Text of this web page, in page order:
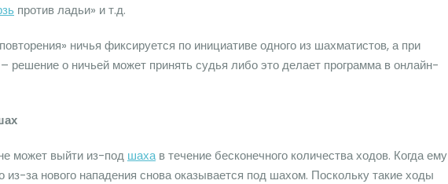
против ладьи» и т.д.
ничья фиксируется по инициативе одного из шахматистов, а при
решение о ничьей может принять судья либо это делает программа в онлайн-
может выйти из-под шахав течение бесконечного количества ходов. Когда ему
за нового нападения снова оказывается под шахом. Поскольку такие ходы